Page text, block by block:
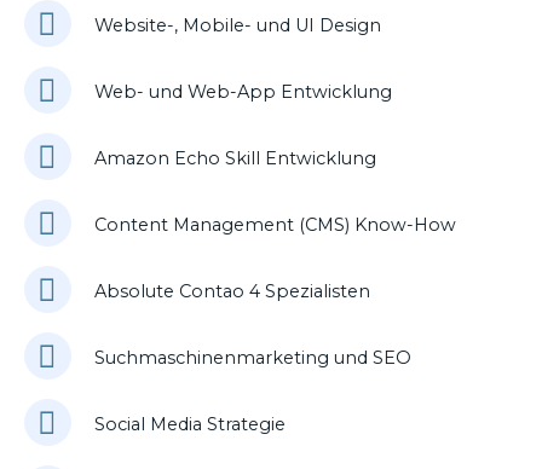
Website-, Mobile- und UI Design
Web- und Web-App Entwicklung
Amazon Echo Skill Entwicklung
Content Management (CMS) Know-How
Absolute Contao 4 Spezialisten
Suchmaschinenmarketing und SEO
Social Media Strategie